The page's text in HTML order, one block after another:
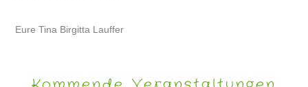
Eure Tina Birgitta Lauffer